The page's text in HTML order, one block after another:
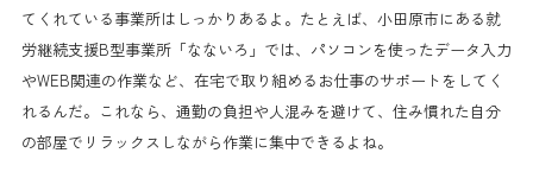
てくれている事業所はしっかりあるよ。たとえば、小田原市にある就
労継続支援B型事業所「なないろ」では、パソコンを使ったデータ入力
やWEB関連の作業など、在宅で取り組めるお仕事のサポートをしてく
れるんだ。これなら、通勤の負担や人混みを避けて、住み慣れた自分
の部屋でリラックスしながら作業に集中できるよね。